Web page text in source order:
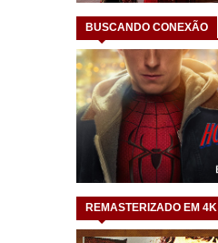
BUSCANDO CONEXÃO
REMASTERIZADO EM 4K